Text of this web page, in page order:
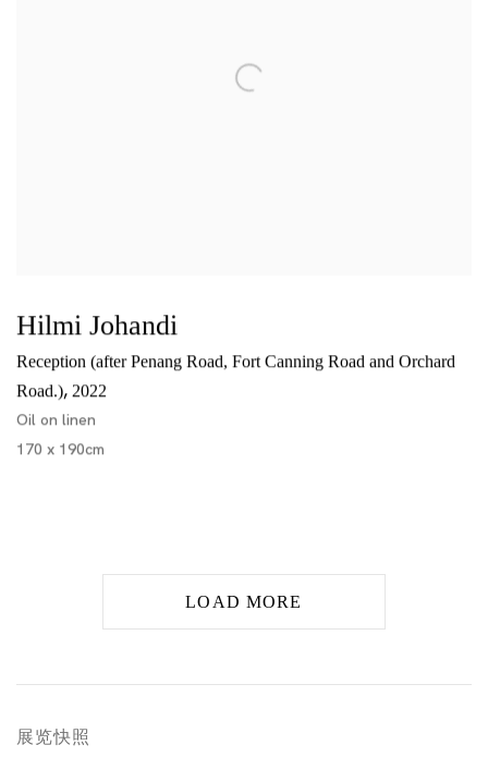
Hilmi Johandi
Reception (after Penang Road, Fort Canning Road and Orchard
Road.), 2022
Oil on linen
170 x 190cm
LOAD MORE
展览快照